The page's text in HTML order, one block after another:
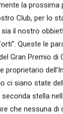
la
Club, per lo
il nostro
Queste le
Gran Premio di
ci siano state
stella
che nessuna di